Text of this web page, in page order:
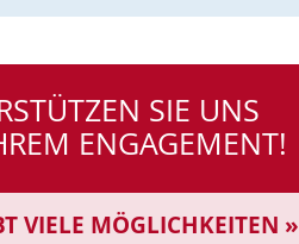
SIE UNS
ENGAGEMENT!
VIELE MÖGLICHKEITEN »